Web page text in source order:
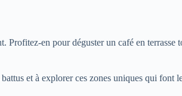
Profitez-en pour déguster un café en terrasse
et à explorer ces zones uniques qui font